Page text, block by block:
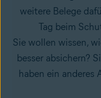
weitere Belege
Tag beim
Sie wollen wissen,
besser absichern?
haben ein anderes